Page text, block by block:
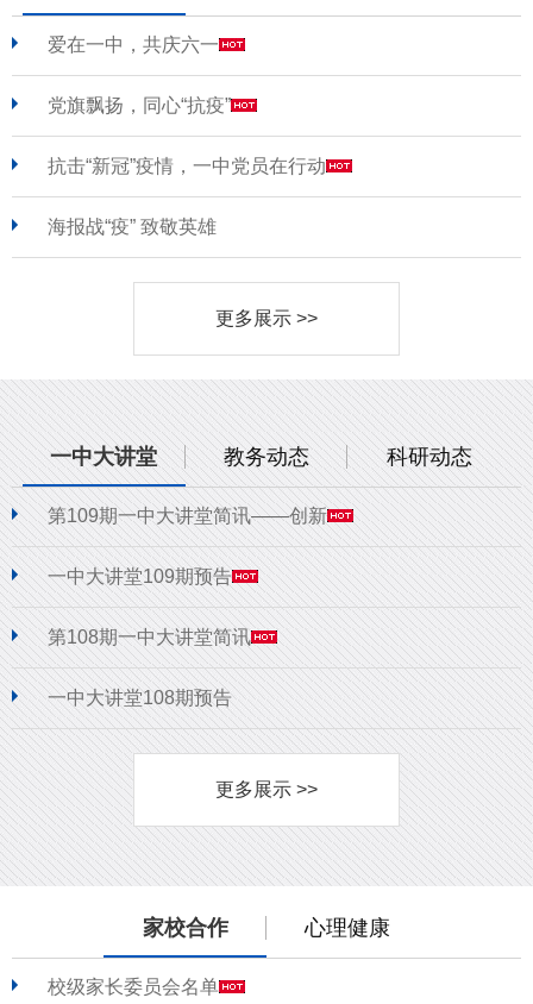
爱在一中，共庆六一
党旗飘扬，同心“抗疫”
抗击“新冠”疫情，一中党员在行动
海报战“疫” 致敬英雄
更多展示 >>
一中大讲堂 教务动态 科研动态
第109期一中大讲堂简讯——创新
一中大讲堂109期预告
第108期一中大讲堂简讯
一中大讲堂108期预告
更多展示 >>
家校合作 心理健康
校级家长委员会名单